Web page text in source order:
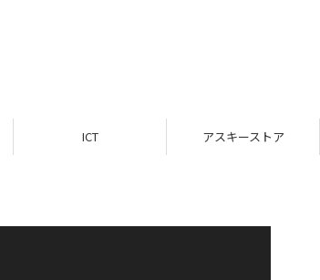
ICT アスキーストア